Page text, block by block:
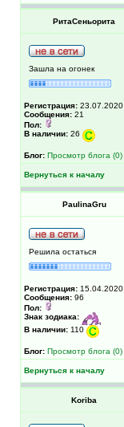
РитаСеньорита
Зашла на огонек
Регистрация: 23.07.2020
Сообщения: 21
Пол:
В наличии: 26
Блог: Просмотр блога (0)
Вернуться к началу
PaulinaGru
Решила остаться
Регистрация: 15.04.2020
Сообщения: 96
Пол:
Знак зодиака:
В наличии: 110
Блог: Просмотр блога (0)
Вернуться к началу
Koriba